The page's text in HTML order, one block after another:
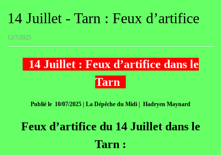
14 Juillet - Tarn : Feux d’artifice
12/7/2025
14 Juillet : Feux d’artifice dans le
Tarn
Publié le 10/07/2025 | La Dépêche du Midi | Hadryen Maynard
Feux d’artifice du 14 Juillet dans le
Tarn :